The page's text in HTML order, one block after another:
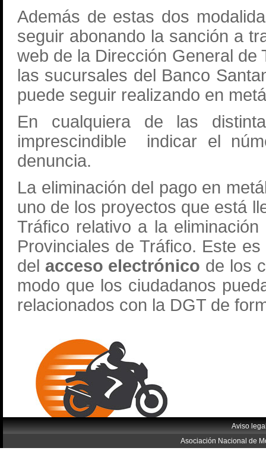
Además de estas dos
seguir abonando la sanción a
web de la Dirección General
las sucursales del Banco
puede seguir realizando en
En cualquiera de las
imprescindible indicar el
denuncia.
La eliminación del pago en
uno de los proyectos que está
Tráfico relativo a la
Provinciales de Tráfico. Este
del acceso electrónico de los
modo que los ciudadanos
relacionados con la DGT de
Aviso
Asociación Nacional de